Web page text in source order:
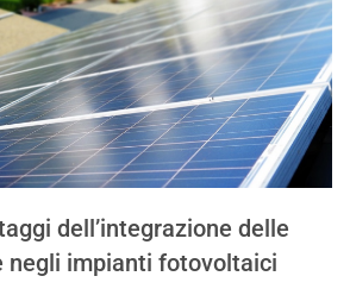
dell’integrazione delle
negli impianti fotovoltaici